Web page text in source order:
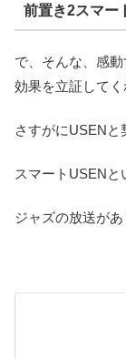
前置き2スマー
で、そんな、感
効果を立証してく
さすがにUSENと
スマートUSENと
ジャズの放送があ